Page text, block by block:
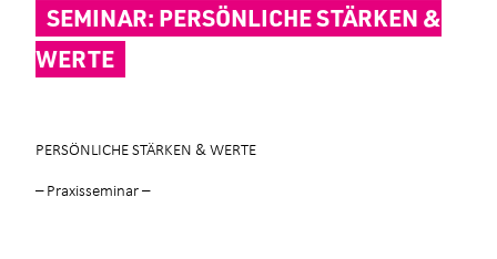
SEMINAR: PERSÖNLICHE STÄRKEN &
WERTE
PERSÖNLICHE STÄRKEN & WERTE
– Praxisseminar –